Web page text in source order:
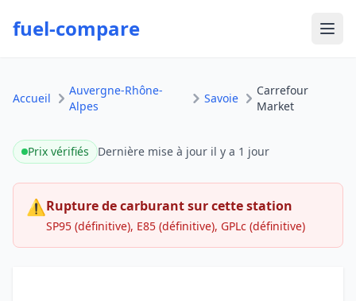
fuel-compare
Accueil
Auvergne-Rhône-
Alpes
Savoie
Carrefour
Market
Prix vérifiés Dernière mise à jour il y a 1 jour
⚠Rupture de carburant sur cette station
SP95 (définitive), E85 (définitive), GPLc (définitive)